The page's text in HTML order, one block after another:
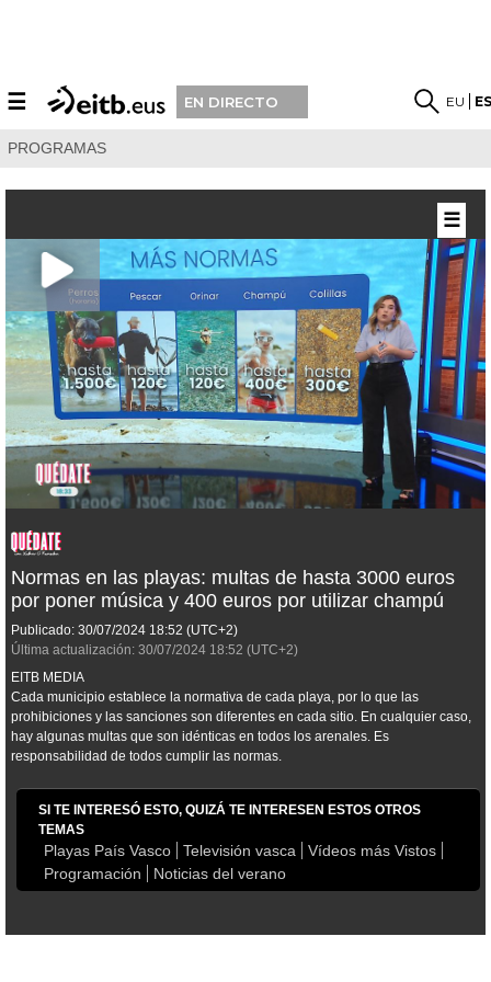
☰ EN DIRECTO EU
PROGRAMAS
Normas en las playas: multas de hasta 3000 euros
por poner música y 400 euros por utilizar champú
Publicado: 30/07/2024 18:52 (UTC+2)
Última actualización: 30/07/2024 18:52 (UTC+2)
EITB MEDIA
Cada municipio establece la normativa de cada playa, por lo que las
prohibiciones y las sanciones son diferentes en cada sitio. En cualquier caso,
hay algunas multas que son idénticas en todos los arenales. Es
responsabilidad de todos cumplir las normas.
SI TE INTERESÓ ESTO, QUIZÁ TE INTERESEN ESTOS OTROS
TEMAS
Playas País Vasco Televisión vasca
Vídeos más Vistos
Programación
Noticias del verano
☰